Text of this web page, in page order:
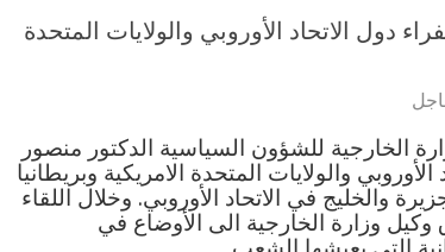
دول الاتحاد الأوروبي والولايات المتحدة
الخارجية للشؤون السياسية الدكتور منصور
والولايات المتحدة الامريكية وبريطانيا
والخليج في الاتحاد الأوروبي. وخلال اللقاء
وكيل وزارة الخارجية الى الأوضاع في